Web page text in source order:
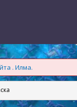
. Илма.